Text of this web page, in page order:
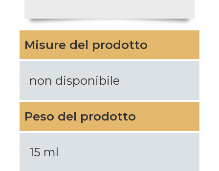
Misure del prodotto
non disponibile
Peso del prodotto
15 ml